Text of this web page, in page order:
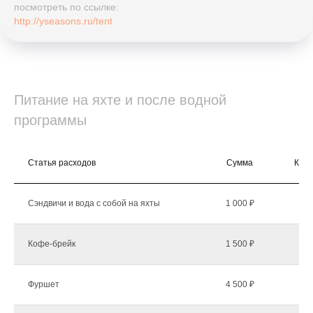
посмотреть по ссылке:
http://yseasons.ru/tent
Питание на яхте и после водной
программы
Статья расходов Сумма
Сэндвичи и вода с собой на яхты 1 000 ₽
Кофе-брейк 1 500 ₽
Фуршет 4 500 ₽